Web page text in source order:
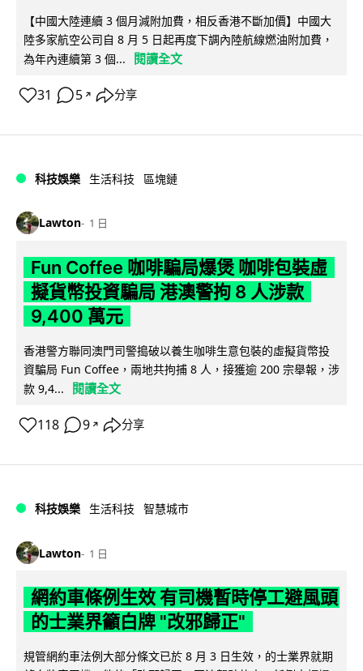
【中國大陸連續 3 個月減附加費，相反香港不斷加價】中國大
陸多家航空公司自 8 月 5 日起再度下調內陸航線燃油附加費，
為年內連續第 3 個...
閱讀全文
31 5 ↗ 分享
科技娛樂 生活科技 區塊鏈
Lawton 1 日
Fun Coffee 咖啡騙局爆煲 咖啡包裝虛
擬貨幣投資騙局 港澳警拘 8 人涉款
9,400 萬元
香港警方聯同澳門司警搗破以養生咖啡生意包裝的虛擬貨幣投
資騙局 Fun Coffee，兩地共拘捕 8 人，接獲逾 200 宗舉報，涉
款 9,4...
閱讀全文
118 9 ↗ 分享
科技娛樂 生活科技 智慧城市
Lawton 1 日
網約車條例生效 有司機暫時停工避風頭
的士業界籲白牌 "改邪歸正"
規管網約車法例大部分條文已於 8 月 3 日生效，的士業界就期